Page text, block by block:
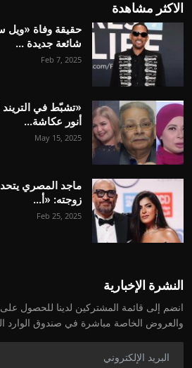
الاكثر مشاهدة
حقيقة وفاة
شائعة جديدة ...
Feb 7, 2025
«تشبّط في
أنور عكاشة...
May 15, 2025
ماجد المصري
زوجته: «أ...
Feb 25, 2025
النشرة الإخبارية
انضم إلى قائمة المشتركين لدينا للحصول على
والعروض الخاصة مباشرة في صندوق الوارد